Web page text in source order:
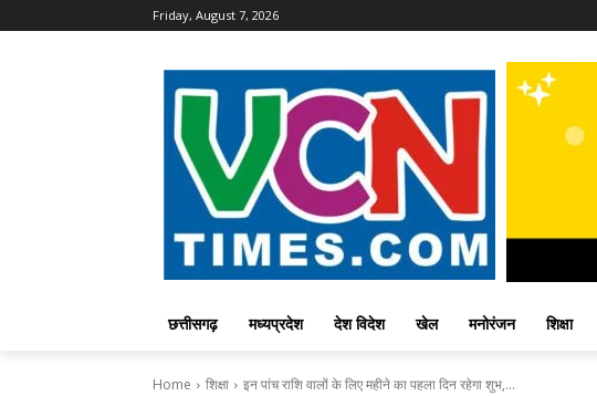
Friday, August 7, 2026
छत्तीसगढ़ मध्यप्रदेश देश विदेश खेल मनोरंजन शिक्षा
Home शिक्षा इन पांच राशि वालों के लिए महीने का पहला दिन रहेगा शुभ,...